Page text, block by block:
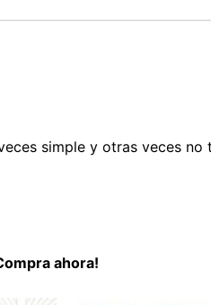
simple y otras veces
ahora!